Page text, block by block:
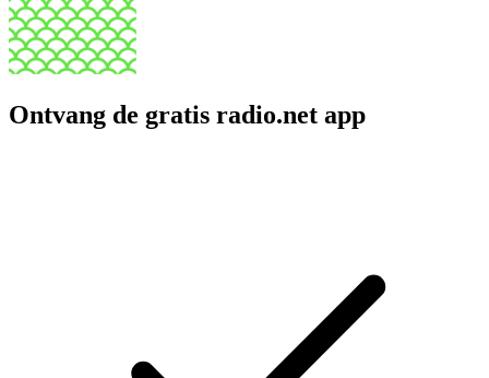
Ontvang de gratis radio.net app